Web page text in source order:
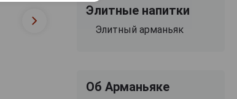
Элитные напитки
Элитный арманьяк
Об Арманьяке